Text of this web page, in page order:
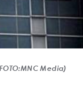
Media)